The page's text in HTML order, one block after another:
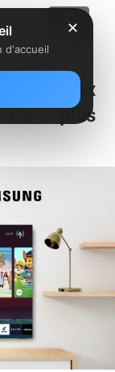
plus
✕
d'accueil